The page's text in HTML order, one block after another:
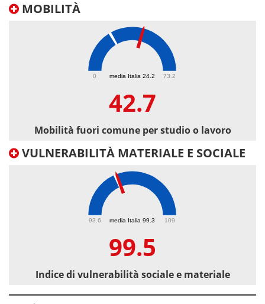
MOBILITÀ
media Italia 24.2
0 73.2
42.7
Mobilità fuori comune per studio o lavoro
VULNERABILITÀ MATERIALE E SOCIALE
media Italia 99.3
93.6 109
99.5
Indice di vulnerabilità sociale e materiale